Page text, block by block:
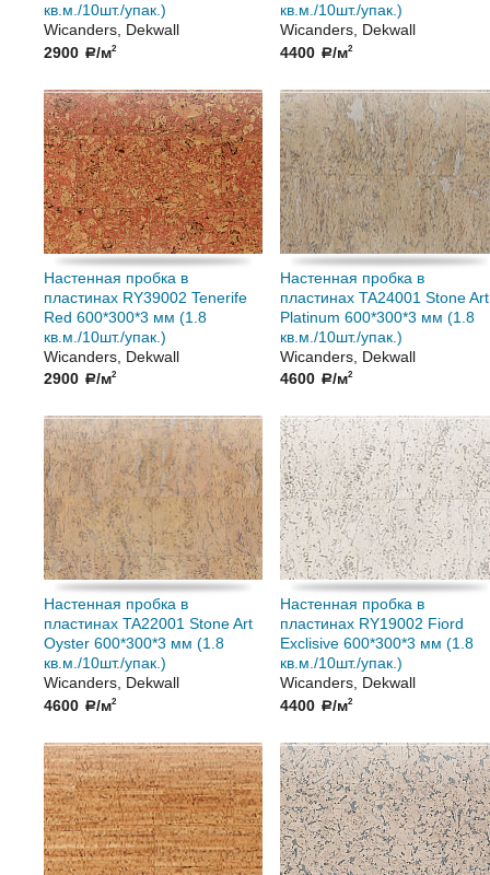
кв.м./10шт./упак.)
Wicanders, Dekwall
2900 a/м2
кв.м./10шт./упак.)
Wicanders, Dekwall
4400 a/м2
Настенная пробка в
пластинах RY39002 Tenerife
Red 600*300*3 мм (1.8
кв.м./10шт./упак.)
Wicanders, Dekwall
2900 a/м2
Настенная пробка в
пластинах TA24001 Stone Art
Platinum 600*300*3 мм (1.8
кв.м./10шт./упак.)
Wicanders, Dekwall
4600 a/м2
Настенная пробка в
пластинах TA22001 Stone Art
Oyster 600*300*3 мм (1.8
кв.м./10шт./упак.)
Wicanders, Dekwall
4600 a/м2
Настенная пробка в
пластинах RY19002 Fiord
Exclisive 600*300*3 мм (1.8
кв.м./10шт./упак.)
Wicanders, Dekwall
4400 a/м2